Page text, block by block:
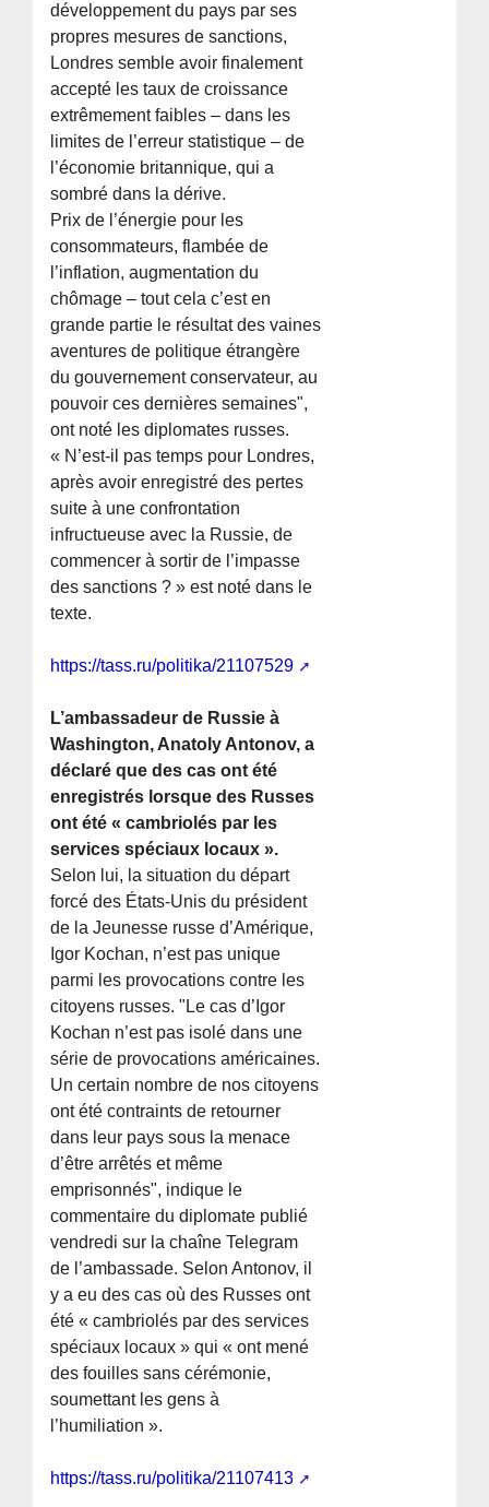
développement du pays par ses
propres mesures de sanctions,
Londres semble avoir finalement
accepté les taux de croissance
extrêmement faibles – dans les
limites de l’erreur statistique – de
l’économie britannique, qui a
sombré dans la dérive.
Prix de l’énergie pour les
consommateurs, flambée de
l’inflation, augmentation du
chômage – tout cela c’est en
grande partie le résultat des vaines
aventures de politique étrangère
du gouvernement conservateur, au
pouvoir ces dernières semaines",
ont noté les diplomates russes.
« N’est-il pas temps pour Londres,
après avoir enregistré des pertes
suite à une confrontation
infructueuse avec la Russie, de
commencer à sortir de l’impasse
des sanctions ? » est noté dans le
texte.
https://tass.ru/politika/21107529
L’ambassadeur de Russie à
Washington, Anatoly Antonov, a
déclaré que des cas ont été
enregistrés lorsque des Russes
ont été « cambriolés par les
services spéciaux locaux ».
Selon lui, la situation du départ
forcé des États-Unis du président
de la Jeunesse russe d’Amérique,
Igor Kochan, n’est pas unique
parmi les provocations contre les
citoyens russes. "Le cas d’Igor
Kochan n’est pas isolé dans une
série de provocations américaines.
Un certain nombre de nos citoyens
ont été contraints de retourner
dans leur pays sous la menace
d’être arrêtés et même
emprisonnés", indique le
commentaire du diplomate publié
vendredi sur la chaîne Telegram
de l’ambassade. Selon Antonov, il
y a eu des cas où des Russes ont
été « cambriolés par des services
spéciaux locaux » qui « ont mené
des fouilles sans cérémonie,
soumettant les gens à
l’humiliation ».
https://tass.ru/politika/21107413